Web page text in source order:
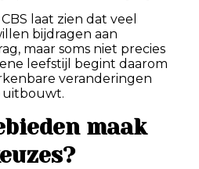
laat zien dat veel
bijdragen aan
maar soms niet precies
leefstijl begint daarom
veranderingen
uitbouwt.
maak